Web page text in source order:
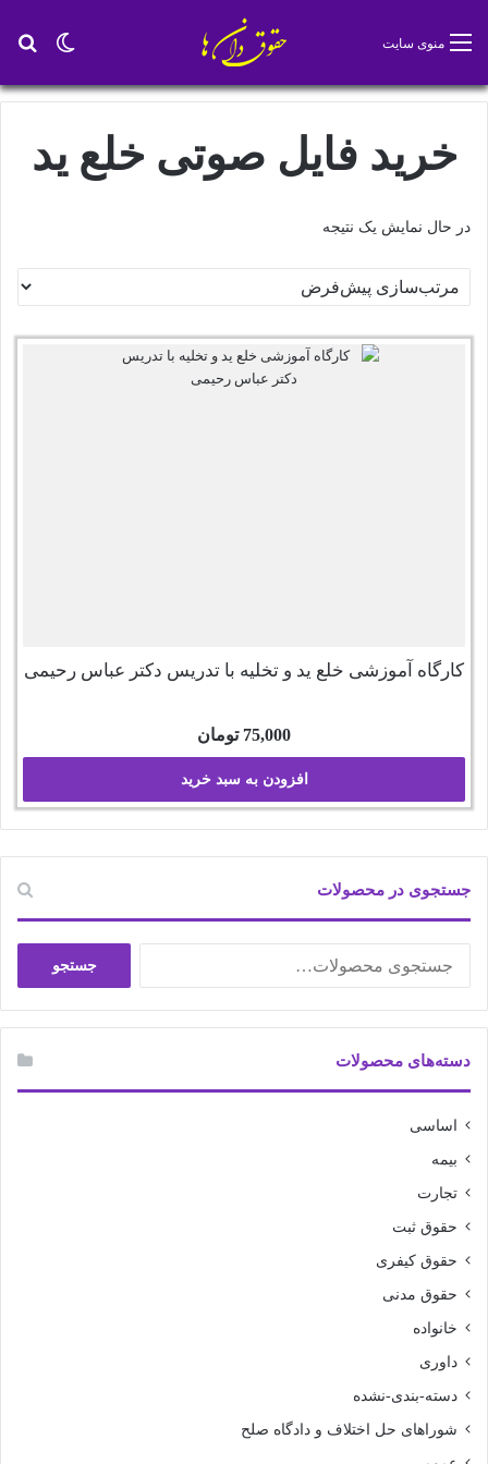
تغییر منوی سایت
خرید فایل صوتی خلع ید
در حال نمایش یک نتیجه
کارگاه آموزشی خلع ید و تخلیه با تدریس دکتر عباس رحیمی
75,000 تومان
افزودن به سبد خرید
جستجوی در محصولات
برای:
جستجو
دسته‌های محصولات
اساسی
بیمه
تجارت
حقوق ثبت
حقوق کیفری
حقوق مدنی
خانواده
داوری
دسته-بندی-نشده
شوراهای حل اختلاف و دادگاه صلح